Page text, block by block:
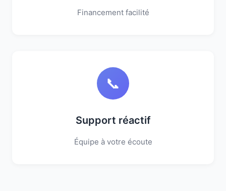
Financement facilité
📞
Support réactif
Équipe à votre écoute